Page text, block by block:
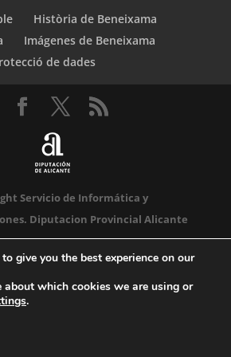
Història de Beneixama
Imágenes de Beneixama
de dades
Servicio de Informática y
Diputacion Provincial Alicante
give you the best experience on our
about which cookies we are using or
.